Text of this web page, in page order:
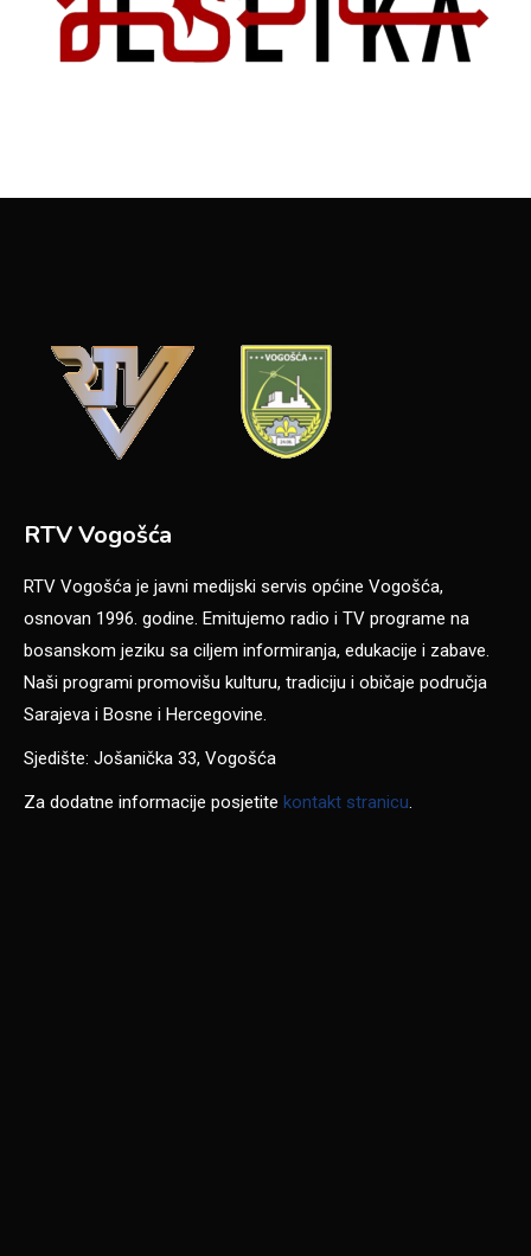
RTV Vogošća
RTV Vogošća je javni medijski servis općine Vogošća,
osnovan 1996. godine. Emitujemo radio i TV programe na
bosanskom jeziku sa ciljem informiranja, edukacije i zabave.
Naši programi promovišu kulturu, tradiciju i običaje područja
Sarajeva i Bosne i Hercegovine.
Sjedište: Jošanička 33, Vogošća
Za dodatne informacije posjetite kontakt stranicu.